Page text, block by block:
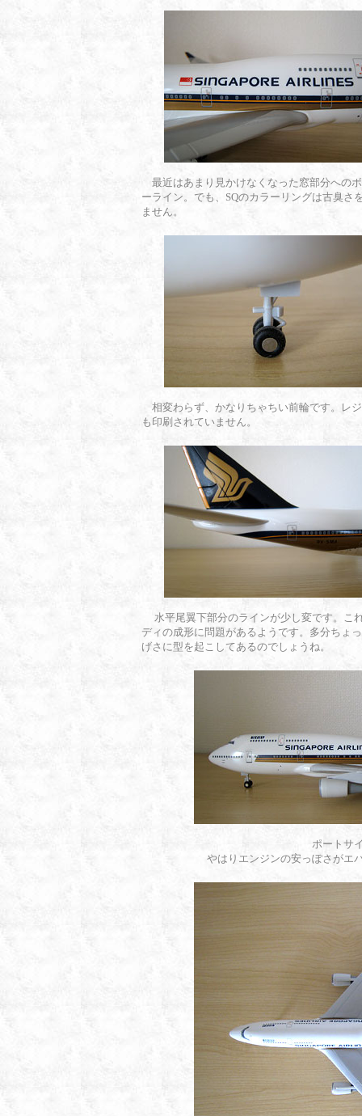
最近はあまり見かけなくなった窓部分への
ーライン。でも、SQのカラーリングは古臭さ
ません。
相変わらず、かなりちゃちい前輪です。レ
も印刷されていません。
水平尾翼下部分のラインが少し変です。こ
ディの成形に問題があるようです。多分ちょ
げさに型を起こしてあるのでしょうね。
ポートサ
やはりエンジンの安っぽさがエ